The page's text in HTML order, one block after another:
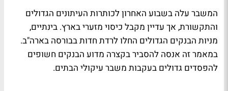
המשבר עלה בשבוע האחרון לכותרות העיתונים הגדולים
והתקשורת, אך עדיין מקבל כיסוי מזערי בארץ. בינתיים,
מניות הבנקים הגדולים החלו לרדת חדות בבורסה בארה"ב.
במאמר זה אנסה להסביר בקצרה מדוע הבנקים חשופים
להפסדים גדולים בעקבות משבר עיקולי הבתים.